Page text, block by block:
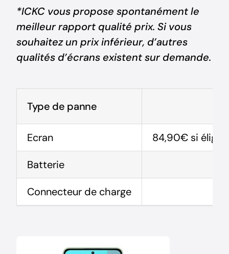
Acheter Neuf
ICKC
*ICKC vous propose spontanément le
meilleur rapport qualité prix. Si vous
souhaitez un prix inférieur, d’autres
qualités d’écrans existent sur demande.
Type de panne
Ecran 84,90€ si
Batterie
Connecteur de charge